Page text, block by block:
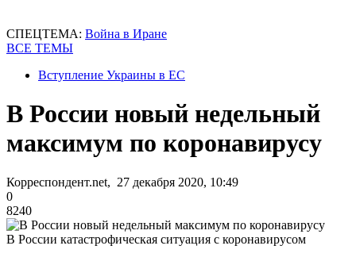
СПЕЦТЕМА: Война в Иране
ВСЕ ТЕМЫ
Вступление Украины в ЕС
В России новый недельный
максимум по коронавирусу
Корреспондент.net, 27 декабря 2020, 10:49
0
8240
В России катастрофическая ситуация с коронавирусом